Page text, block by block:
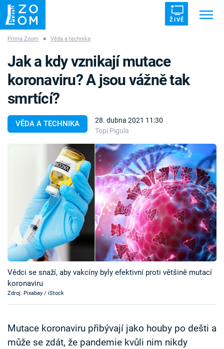
ŽIVĚ
ZÁHADY VETŘELCI DÁVNOVĚKU
Témata
Pořady
TV Program
Časopis
Sledujte prima+
Přihlášení
Sledujte nás
Prima Zoom ■ Věda a technika
VĚDA A TECHNIKA
28. dubna 2021 11:30
Topi Pigula
Jak a kdy vznikají mutace
koronaviru? A jsou vážně tak
smrtící?
Vědci se snaží, aby vakcíny byly efektivní proti většině mutací
koronaviru
Zdroj: Pixabay / iStock
Mutace koronaviru přibývají jako houby po dešti a
může se zdát, že pandemie kvůli nim nikdy